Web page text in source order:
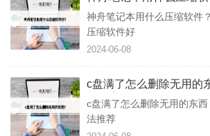
装什么压缩软件好
神舟笔记本用什么压缩软件
压缩软件好
2024-06-08
c盘满了怎么删除无用的
清理方法推荐
c盘满了怎么删除无用的东
法推荐